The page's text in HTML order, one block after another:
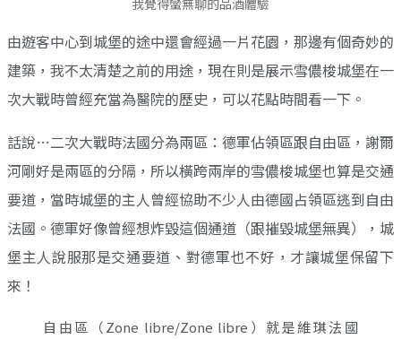
由遊客中心到城堡的途中還會經過一片花園，那邊有個奇妙的
建築，我不太清楚之前的用途，現在則是展示雪儂梭城堡在一
次大戰時曾經充當為醫院的歷史，可以花點時間看一下。
話說…二次大戰時法國分為兩區：德軍佔領區跟自由區，謝爾
河剛好是兩區的分隔，所以橫跨兩岸的雪儂梭城堡也算是交通
要道，當時城堡的主人曾經協助不少人由德國占領區逃到自由
法國。德軍好像曾經想炸毀這個通道（跟摧毀城堡無異），城
堡主人說服那是交通要道、對德軍也不好，才讓城堡保留下
來！
自由區（Zone libre/Zone libre）就是維琪法國